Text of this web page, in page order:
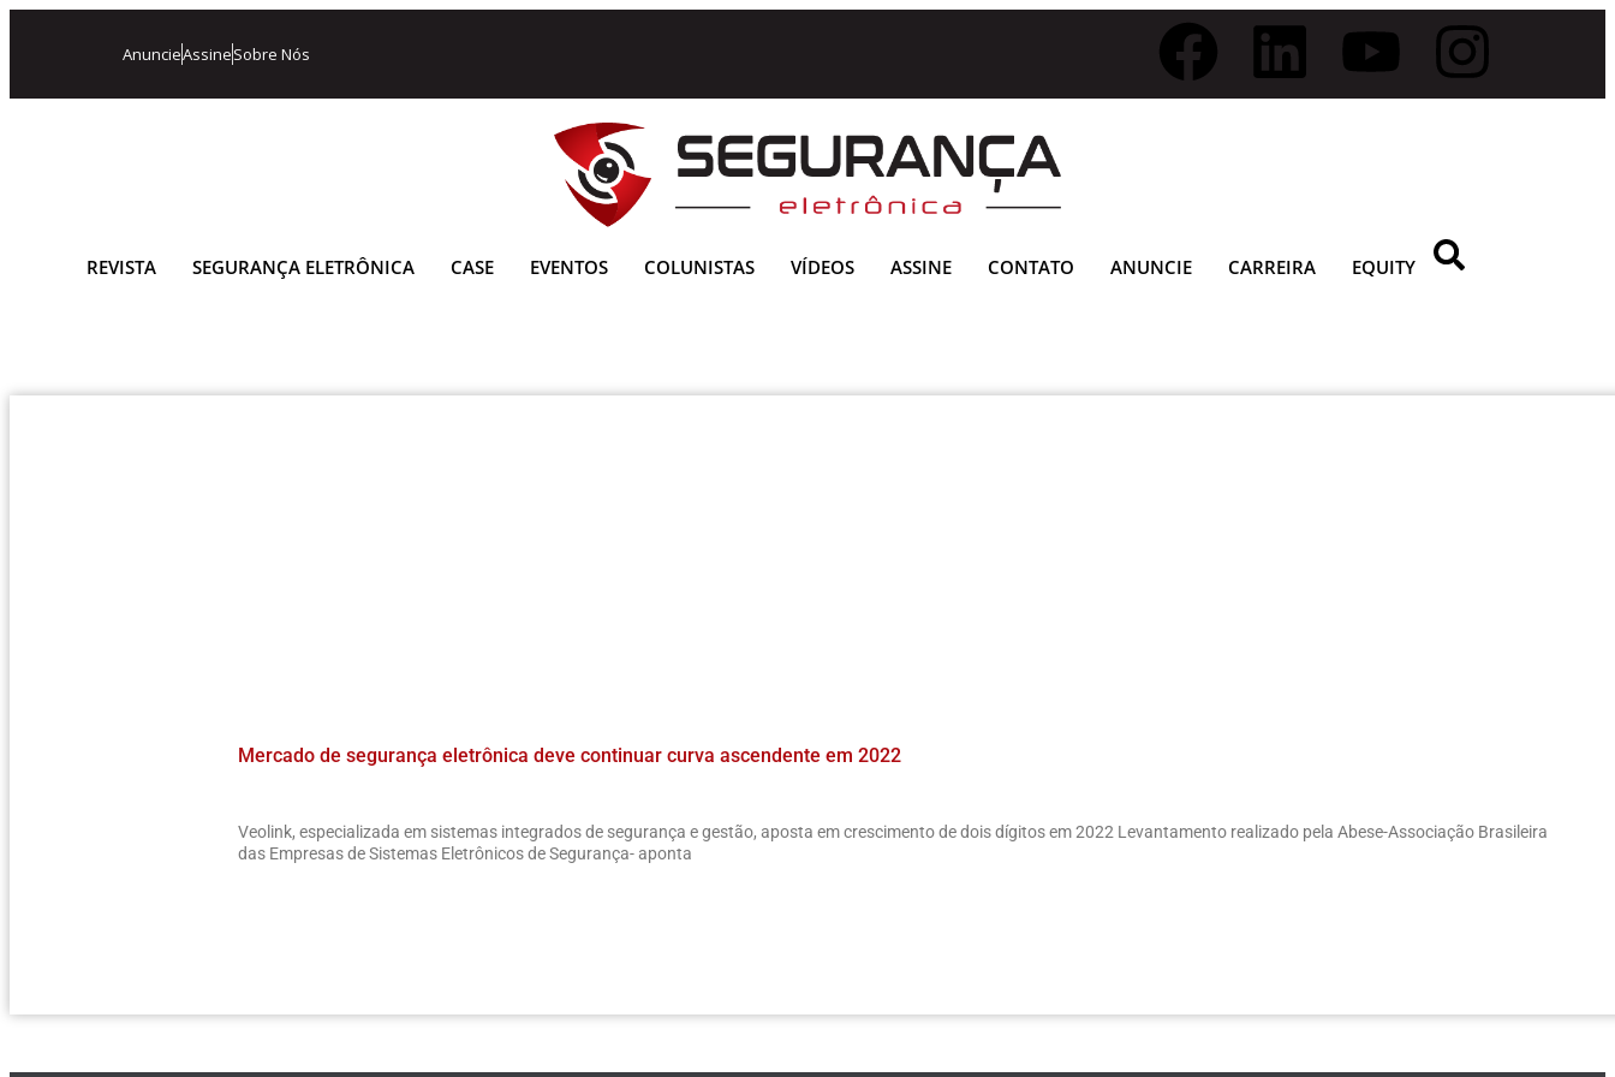
AnuncieAssineSobre Nós
REVISTA SEGURANÇA ELETRÔNICA CASE EVENTOS COLUNISTAS VÍDEOS ASSINE CONTATO ANUNCIE CARREIRA EQUITY
Mercado de segurança eletrônica deve continuar curva ascendente em 2022
Veolink, especializada em sistemas integrados de segurança e gestão, aposta em crescimento de dois dígitos em 2022 Levantamento realizado pela Abese-Associação Brasileira
das Empresas de Sistemas Eletrônicos de Segurança- aponta